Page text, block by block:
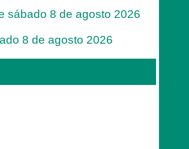
sábado 8 de agosto 2026
8 de agosto 2026